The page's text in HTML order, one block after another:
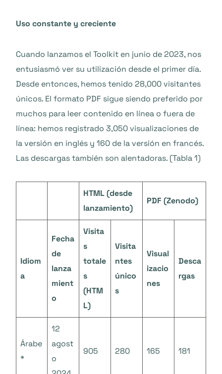
Uso constante y creciente
Cuando lanzamos el Toolkit en junio de 2023, nos
entusiasmó ver su utilización desde el primer día.
Desde entonces, hemos tenido 28,000 visitantes
únicos. El formato PDF sigue siendo preferido por
muchos para leer contenido en línea o fuera de
línea: hemos registrado 3,050 visualizaciones de
la versión en inglés y 160 de la versión en francés.
Las descargas también son alentadoras. (Tabla 1)
HTML (desde
lanzamiento)
PDF (Zenodo)
Idiom
a
Fecha
de
lanza
mient
o
Visita
s
totale
s
(HTM
L)
Visita
ntes
único
s
Visual
izacio
nes
Desca
rgas
Árabe
*
12
agost
o
905 280 165 181